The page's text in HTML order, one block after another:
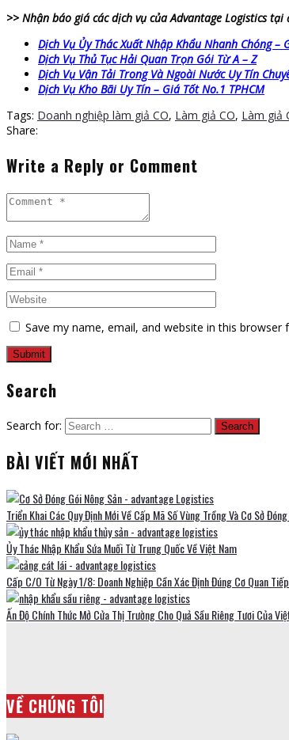
>> Nhận báo giá các dịch vụ của Advantage Logistics tại
Dịch Vụ Ủy Thác Xuất Nhập Khẩu Nhanh Chóng –
Dịch Vụ Thủ Tục Hải Quan Trọn Gói Từ A – Z
Dịch Vụ Vận Tải Trong Và Ngoài Nước Uy Tín
Dịch Vụ Kho Bãi Uy Tín – Giá Tốt No.1 TPHCM
Tags: Doanh nghiệp làm giả CO, Làm giả CO, Làm giả
Share:
Write a Reply or Comment
Save my name, email, and website in this
Search
Search for:
BÀI VIẾT MỚI NHẤT
Triển Khai Các Quy Định Mới Về Cấp Mã Số Vùng Trồng Và Cơ Sở
Ủy Thác Nhập Khẩu Sứa Muối Từ Trung Quốc Về Việt Nam
Cấp C/O Từ Ngày 1/8: Doanh Nghiệp Cần Xác Định Đúng Cơ Quan
Ấn Độ Chính Thức Mở Cửa Thị Trường Cho Quả Sầu Riêng Tươi Của
VỀ CHÚNG TÔI